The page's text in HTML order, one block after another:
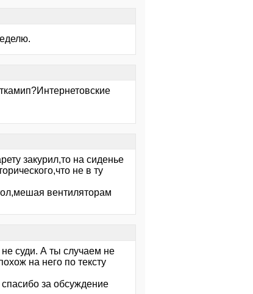
закурил,то на сиденье
не в ту
вентиляторам
суди. А ты случаем не
на него по тексту
за обсуждение